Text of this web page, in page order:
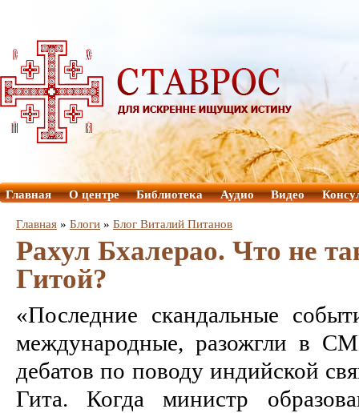
Главная О центре Библиотека Аудио Видео
Главная » Блоги » Блог Виталий Питанов
Рахул Бхалерао. Что не
Гитой?
«Последние скандальные
международные, разожгли в
дебатов по поводу индийской
Гита. Когда министр